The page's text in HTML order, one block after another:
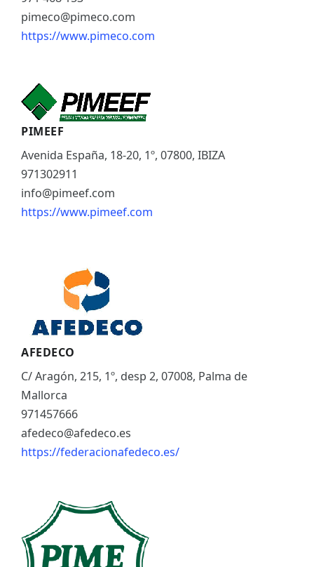
pimeco@pimeco.com
https://www.pimeco.com
PIMEEF
Avenida España, 18-20, 1º, 07800, IBIZA
971302911
info@pimeef.com
https://www.pimeef.com
AFEDECO
C/ Aragón, 215, 1º, desp 2, 07008, Palma de
Mallorca
971457666
afedeco@afedeco.es
https://federacionafedeco.es/